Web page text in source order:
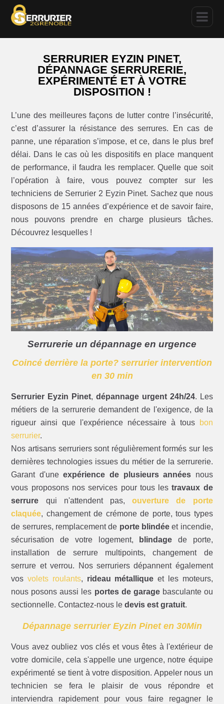
SERRURIER EYZIN PINET,
DÉPANNAGE SERRURERIE,
EXPÉRIMENTÉ ET À VOTRE
DISPOSITION !
L’une des meilleures façons de lutter contre l’insécurité,
c’est d’assurer la résistance des serrures. En cas de
panne, une réparation s’impose, et ce, dans le plus bref
délai. Dans le cas où les dispositifs en place manquent
de performance, il faudra les remplacer. Quelle que soit
l’opération à faire, vous pouvez compter sur les
techniciens de Serrurier 2 Eyzin Pinet. Sachez que nous
disposons de 15 années d’expérience et de savoir faire,
nous pouvons prendre en charge plusieurs tâches.
Découvrez lesquelles !
Serrurerie un dépannage en urgence
Coincé derrière la porte? serrurier intervention
en 30 min
Serrurier Eyzin Pinet,dépannage urgent 24h/24. Les
métiers de la serrurerie demandent de l'exigence, de la
rigueur ainsi que l'expérience nécessaire à tous
bon
serrurier.
Nos artisans serruriers sont régulièrement formés sur les
dernières technologies issues du métier de la serrurerie.
Garant d'uneexpérience de plusieurs années nous
vous proposons nos services pour tous lestravaux de
serrure qui n'attendent pas,ouverture de porte
claquée, changement de crémone de porte, tous types
de serrures, remplacement de porte blindéeet incendie,
sécurisation de votre logement,
blindage de porte,
installation de serrure multipoints, changement de
serrure et verrou. Nos serruriers dépannent également
vosvolets roulants, rideau métallique et les moteurs,
nous posons aussi les portes de garagebasculante ou
sectionnelle. Contactez-nous ledevis est gratuit.
Dépannage serrurier Eyzin Pinet en 30Min
Vous avez oubliez vos clés et vous êtes à l'extérieur de
votre domicile, cela s'appelle une urgence, notre équipe
expérimenté se tient à votre disposition. Appeler nous un
technicien se fera le plaisir de vous répondre et
interviendra rapidement pour vous faire regagner le